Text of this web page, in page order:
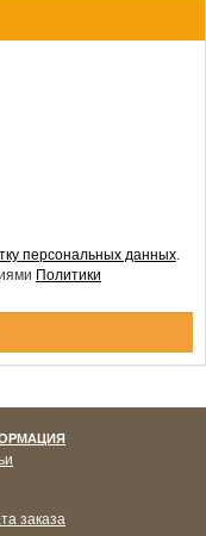
персональных данных
Политики
заказа